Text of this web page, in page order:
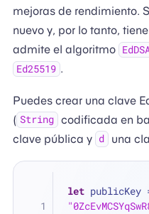
mejoras de rendimiento.
nuevo y, por lo tanto,
admite el algoritmo
Ed25519 .
Puedes crear una clave
( String codificada en
clave pública y d una
let publicKey